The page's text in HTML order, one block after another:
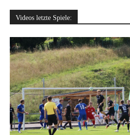
Videos letzte Spiele: